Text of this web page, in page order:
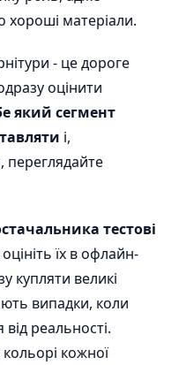
хороші матеріали.
- це дороге
оцінити
який сегмент
і,
переглядайте
тестові
їх в офлайн-
купляти великі
випадки, коли
реальності.
кожної